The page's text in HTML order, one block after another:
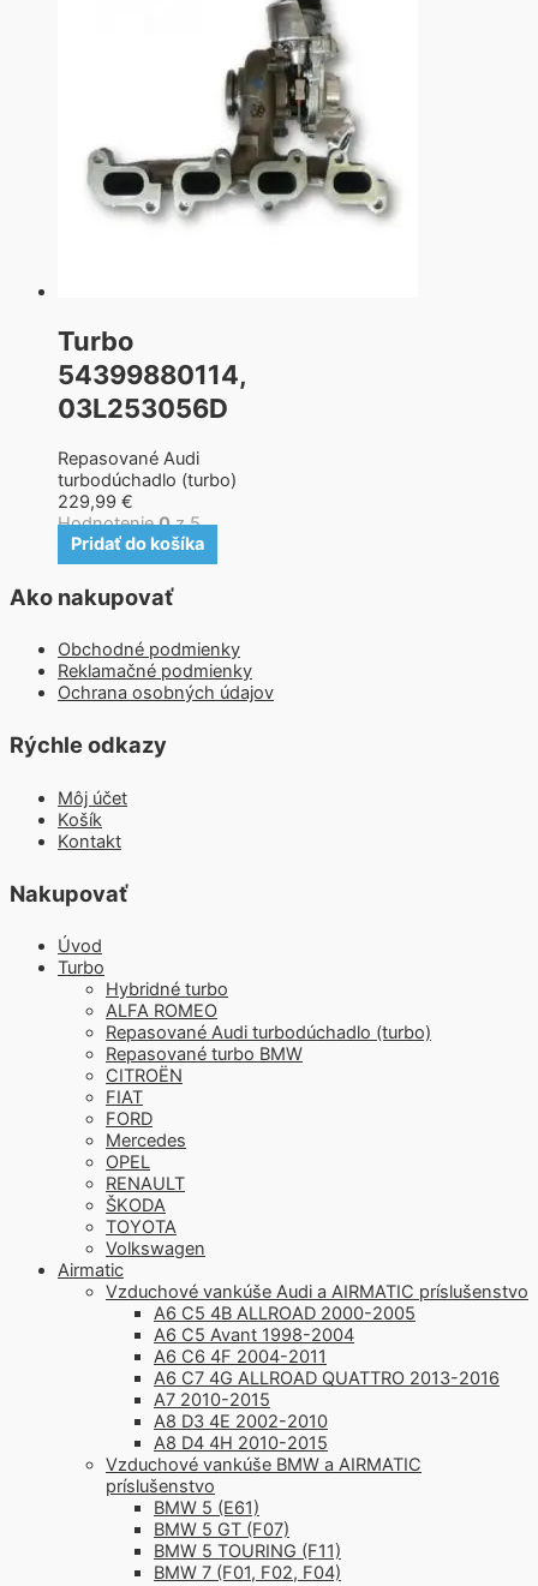
Turbo
54399880114,
03L253056D
Repasované Audi
turbodúchadlo (turbo)
229,99 €
Hodnotenie0z 5
Pridať do košíka
Ako nakupovať
Obchodné podmienky
Reklamačné podmienky
Ochrana osobných údajov
Rýchle odkazy
Môj účet
Košík
Kontakt
Nakupovať
Úvod
Turbo
Hybridné turbo
ALFA ROMEO
Repasované Audi turbodúchadlo (turbo)
Repasované turbo BMW
CITROËN
FIAT
FORD
Mercedes
OPEL
RENAULT
ŠKODA
TOYOTA
Volkswagen
Airmatic
Vzduchové vankúše Audi a AIRMATIC príslušenstvo
A6 C5 4B ALLROAD 2000-2005
A6 C5 Avant 1998-2004
A6 C6 4F 2004-2011
A6 C7 4G ALLROAD QUATTRO 2013-2016
A7 2010-2015
A8 D3 4E 2002-2010
A8 D4 4H 2010-2015
Vzduchové vankúše BMW a AIRMATIC
príslušenstvo
BMW 5 (E61)
BMW 5 GT (F07)
BMW 5 TOURING (F11)
BMW 7 (F01, F02, F04)